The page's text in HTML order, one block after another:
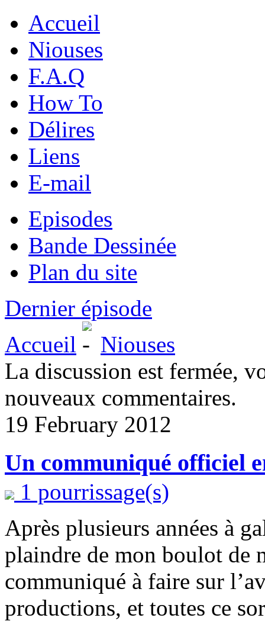
Accueil
Niouses
F.A.Q
How To
Délires
Liens
E-mail
Episodes
Bande Dessinée
Plan du site
Dernier épisode
Accueil
Niouses
La discussion est fermée,
nouveaux commentaires.
19 February 2012
Un communiqué officiel
1 pourrissage(s)
Après plusieurs années à
plaindre de mon boulot de
communiqué à faire sur
productions, et toutes ce